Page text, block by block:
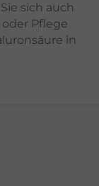
sich auch
Pflege
in